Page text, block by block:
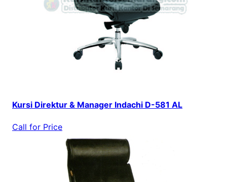
Kursi Direktur & Manager Indachi D-581 AL
Call for Price